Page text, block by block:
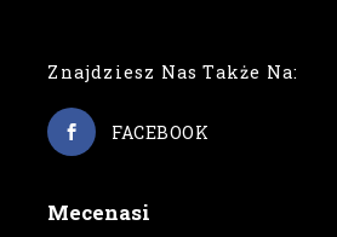
Znajdziesz Nas Także Na:
FACEBOOK
Mecenasi